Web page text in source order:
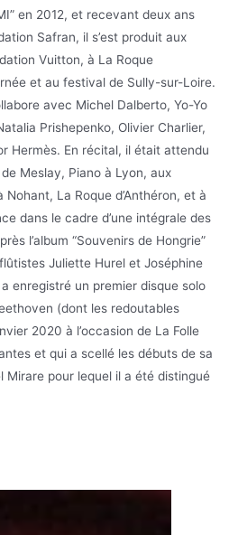
en 2012, et recevant deux ans
Safran, il s’est produit aux
Vuitton, à La Roque
et au festival de Sully-sur-Loire.
avec Michel Dalberto, Yo-Yo
Prishepenko, Olivier Charlier,
Hermès. En récital, il était attendu
Meslay, Piano à Lyon, aux
La Roque d’Anthéron, et à
dans le cadre d’une intégrale des
l’album “Souvenirs de Hongrie”
Juliette Hurel et Joséphine
enregistré un premier disque solo
(dont les redoutables
2020 à l’occasion de La Folle
et qui a scellé les débuts de sa
Mirare pour lequel il a été distingué